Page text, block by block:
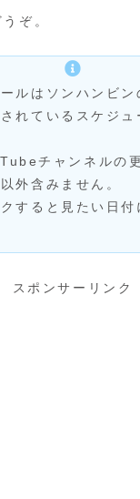
ぞ。
ルはソンハンビン
れているスケジュ
チャンネルの
外含みません。
すると見たい日付
スポンサーリンク